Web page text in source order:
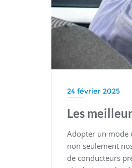
24 février 2025
Les
Adopter un mode
non seulement
de conducteurs